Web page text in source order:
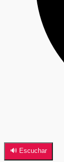
🔊 Escuchar